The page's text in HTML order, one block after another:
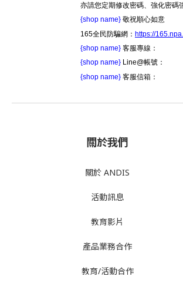
亦請您定期修改密碼、強化密碼
{shop name} 敬祝順心如意
165全民防騙網： https://
{shop name} 客服專線：
{shop name} Line@帳號：
{shop name} 客服信箱：
關於我們
關於 ANDIS
活動訊息
教育影片
產品業務合作
教育/活動合作